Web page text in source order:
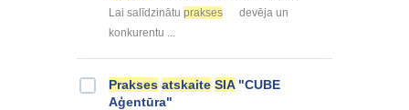
Lai salīdzinātu prakses
devēja un
konkurentu ...
Prakses atskaite SIA"CUBE
Aģentūra"